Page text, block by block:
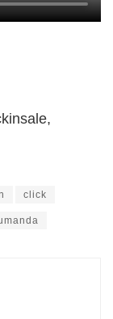
click